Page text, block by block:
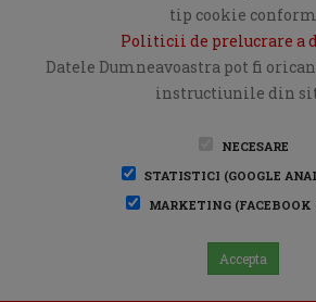
tip cookie conform
Politicii de prelucrare a
Datele Dumneavoastra pot fi
instructiunile din
NECESARE
STATISTICI (GOOGLE
MARKETING
Accepta